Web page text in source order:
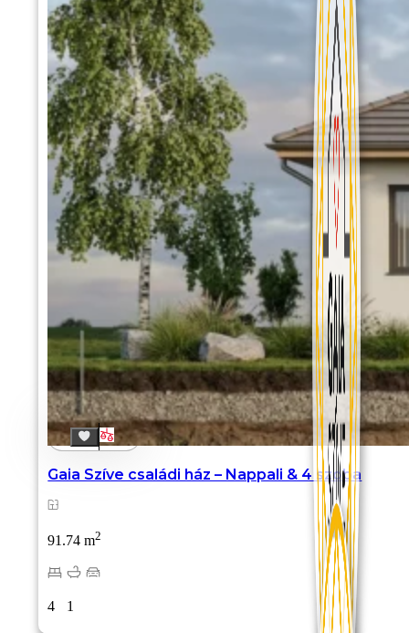
Gaia Szíve családi ház – Nappali & 4 szoba
91.74 m2
4 1